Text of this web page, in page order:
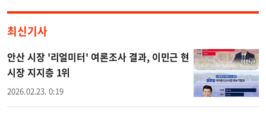
최신기사
안산 시장 '리얼미터' 여론조사 결과, 이민근 현
시장 지지층 1위
2026.02.23. 0:19